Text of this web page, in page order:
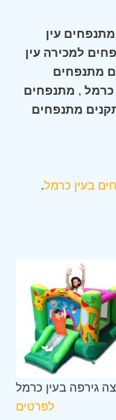
עין
למכירה עין
מתנפחים
כרמל , מתנפחים
מתנפחים
בעין כרמל.
גירפה בעין כרמל
לפרטים